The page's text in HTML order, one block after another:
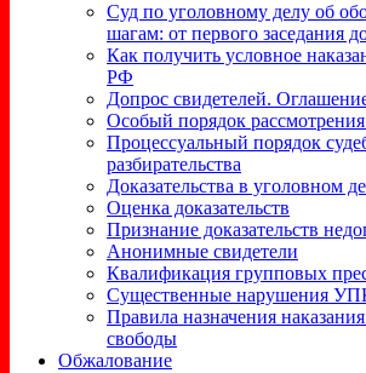
Суд по уголовному делу об
шагам: от первого заседания
Как получить условное
РФ
Допрос свидетелей.
Особый порядок
Процессуальный порядок
разбирательства
Доказательства в уголовном
Оценка доказательств
Признание доказательств
Анонимные свидетели
Квалификация групповых
Существенные нарушения
Правила назначения
свободы
Обжалование